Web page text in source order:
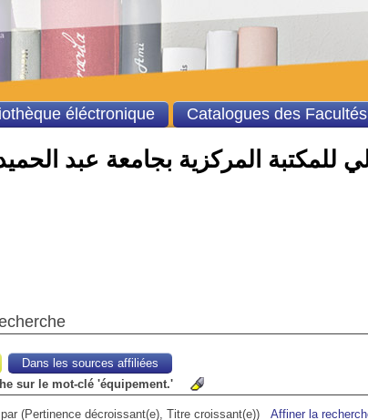
للمكتبة المركزية بجامعة عبد
Dans les sources affiliées
sur le mot-clé 'équipement.'
(Pertinence décroissant(e), Titre croissant(e)) Affiner la
éléctronique Catalogues des Facultés